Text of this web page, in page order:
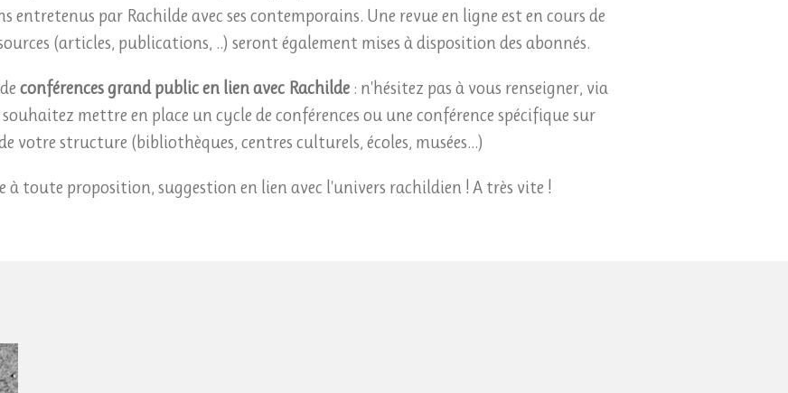
entretenus par Rachilde avec ses contemporains. Une revue en ligne est en cours de
(articles, publications, ..) seront également mises à disposition des abonnés.
conférences grand public en lien avec Rachilde: n'hésitez pas à vous renseigner, via
mettre en place un cycle de conférences ou une conférence spécifique sur
votre structure (bibliothèques, centres culturels, écoles, musées...)
à toute proposition, suggestion en lien avec l'univers rachildien ! A très vite !